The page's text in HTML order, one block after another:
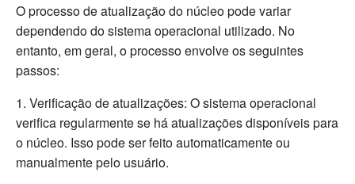
O processo de atualização do núcleo pode variar
dependendo do sistema operacional utilizado. No
entanto, em geral, o processo envolve os seguintes
passos:
1. Verificação de atualizações: O sistema operacional
verifica regularmente se há atualizações disponíveis para
o núcleo. Isso pode ser feito automaticamente ou
manualmente pelo usuário.